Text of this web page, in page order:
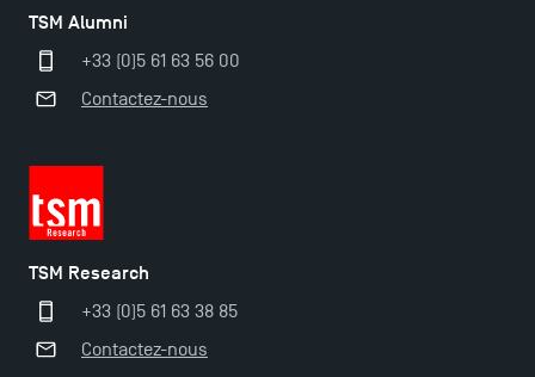
TSM-Research
TSM Doctoral Programme
TSM Alumni
+33 (0)5 61 63 56 00
Contactez-nous
TSM Research
+33 (0)5 61 63 38 85
Contactez-nous